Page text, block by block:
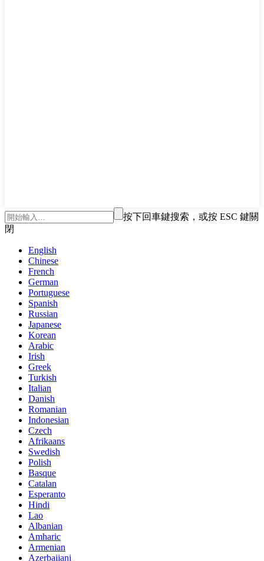
按下回車鍵搜索，或按 ESC 鍵關
閉
English
Chinese
French
German
Portuguese
Spanish
Russian
Japanese
Korean
Arabic
Irish
Greek
Turkish
Italian
Danish
Romanian
Indonesian
Czech
Afrikaans
Swedish
Polish
Basque
Catalan
Esperanto
Hindi
Lao
Albanian
Amharic
Armenian
Azerbaijani